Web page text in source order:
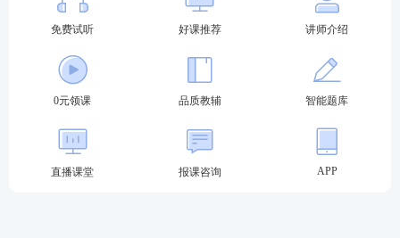
项目净现值对年税后现金净流量的敏感系数为 ( )。
C.-2.31
D.2.00
免费试听 好课推荐 讲师介绍
0元领课 品质教辅 智能题库
直播课堂 报课咨询 APP